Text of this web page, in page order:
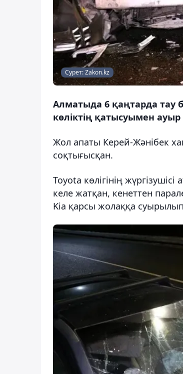
Сурет: Zakon.kz
Алматыда 6 қаңтарда тау
көліктің қатысуымен
Жол апаты Керей-Жәнібек
соқтығысқан.
Toyota көлігінің
келе жатқан, кенеттен
Kia қарсы жолаққа